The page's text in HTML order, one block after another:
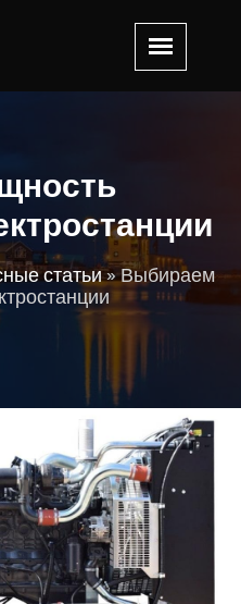
статьи»Выбираем